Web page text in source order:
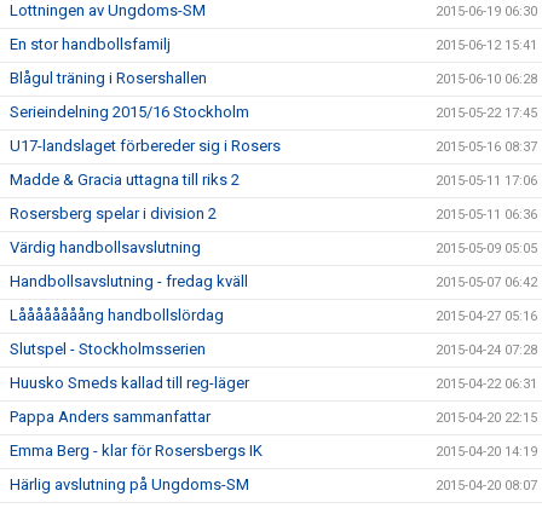
Lottningen av Ungdoms-SM 2015-06-19 06:30
En stor handbollsfamilj 2015-06-12 15:41
Blågul träning i Rosershallen 2015-06-10 06:28
Serieindelning 2015/16 Stockholm 2015-05-22 17:45
U17-landslaget förbereder sig i Rosers 2015-05-16 08:37
Madde & Gracia uttagna till riks 2 2015-05-11 17:06
Rosersberg spelar i division 2 2015-05-11 06:36
Värdig handbollsavslutning 2015-05-09 05:05
Handbollsavslutning - fredag kväll 2015-05-07 06:42
Låååååååång handbollslördag 2015-04-27 05:16
Slutspel - Stockholmsserien 2015-04-24 07:28
Huusko Smeds kallad till reg-läger 2015-04-22 06:31
Pappa Anders sammanfattar 2015-04-20 22:15
Emma Berg - klar för Rosersbergs IK 2015-04-20 14:19
Härlig avslutning på Ungdoms-SM 2015-04-20 08:07